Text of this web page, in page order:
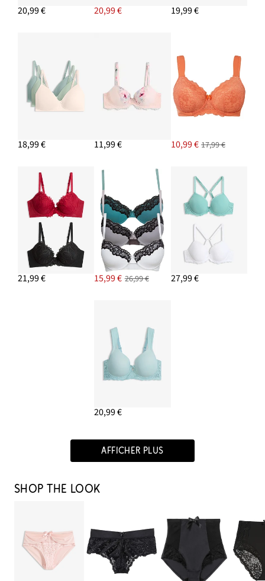
AJOUTER AU PANIER
20,99 € 20,99 € 19,99 €
18,99 € 11,99 € 10,99 € 17,99 €
21,99 € 15,99 € 26,99 € 27,99 €
20,99 €
AFFICHER PLUS
SHOP THE LOOK